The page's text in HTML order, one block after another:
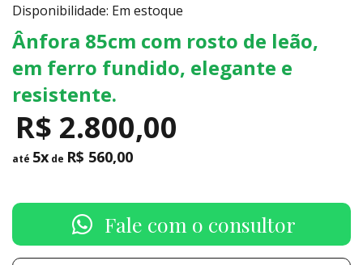
Disponibilidade: Em estoque
Ânfora 85cm com rosto de leão,
em ferro fundido, elegante e
resistente.
R$ 2.800,00
até 5x de R$ 560,00
Fale com o consultor